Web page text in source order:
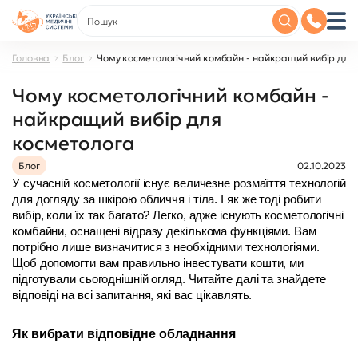
Головна Блог Чому косметологічний комбайн - найкращий вибір для
Чому косметологічний комбайн -
найкращий вибір для
косметолога
Блог 02.10.2023
У сучасній косметології існує величезне розмаїття технологій
для догляду за шкірою обличчя і тіла. І як же тоді робити
вибір, коли їх так багато? Легко, адже існують косметологічні
комбайни, оснащені відразу декількома функціями. Вам
потрібно лише визначитися з необхідними технологіями.
Щоб допомогти вам правильно інвестувати кошти, ми
підготували сьогоднішній огляд. Читайте далі та знайдете
відповіді на всі запитання, які вас цікавлять.
Як вибрати відповідне обладнання